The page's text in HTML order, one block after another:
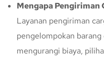
Mengapa Pengiriman
Layanan pengiriman
pengelompokan
mengurangi biaya,